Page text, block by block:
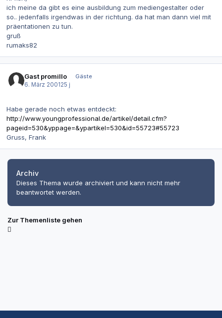
ich meine da gibt es eine ausbildung zum mediengestalter oder
so.. jedenfalls irgendwas in der richtung. da hat man dann viel mit
präentationen zu tun.
gruß
rumaks82
Gast promillo
Gäste
6. März 200125 j
Habe gerade noch etwas entdeckt:
http://www.youngprofessional.de/artikel/detail.cfm?
pageid=530&yppage=&ypartikel=530&id=55723#55723
Gruss, Frank
Archiv
Dieses Thema wurde archiviert und kann nicht mehr
beantwortet werden.
Zur Themenliste gehen